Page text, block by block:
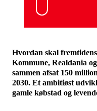
Hvordan skal
Kommune, Realdania
sammen afsat 150
2030. Et ambitiøst
gamle købstad og